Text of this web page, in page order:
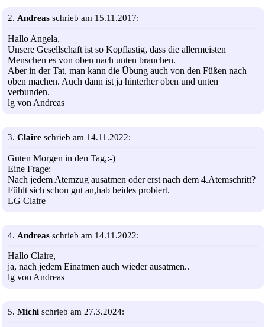
2. Andreas schrieb am 15.11.2017:
Hallo Angela,
Unsere Gesellschaft ist so Kopflastig, dass die allermeisten
Menschen es von oben nach unten brauchen.
Aber in der Tat, man kann die Übung auch von den Füßen nach
oben machen. Auch dann ist ja hinterher oben und unten
verbunden.
lg von Andreas
3. Claire schrieb am 14.11.2022:
Guten Morgen in den Tag,:-)
Eine Frage:
Nach jedem Atemzug ausatmen oder erst nach dem 4.Atemschritt?
Fühlt sich schon gut an,hab beides probiert.
LG Claire
4. Andreas schrieb am 14.11.2022:
Hallo Claire,
ja, nach jedem Einatmen auch wieder ausatmen..
lg von Andreas
5. Michi schrieb am 27.3.2024: